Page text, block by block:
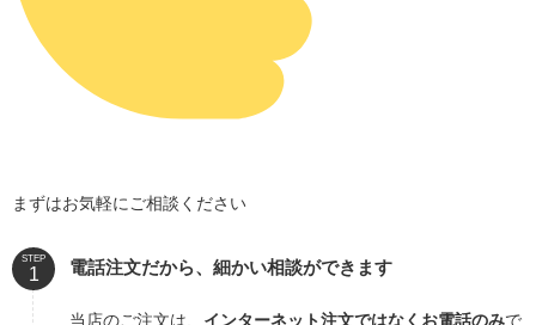
まずはお気軽にご相談ください
STEP 電話注文だから、細かい相談ができます
当店のご注文は、 インターネット注文ではなくお電話のみで